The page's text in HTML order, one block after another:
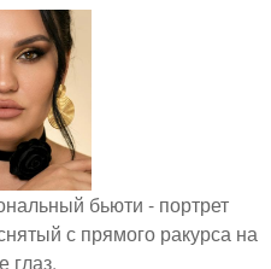
бьюти - портрет
с прямого ракурса на
глаз.